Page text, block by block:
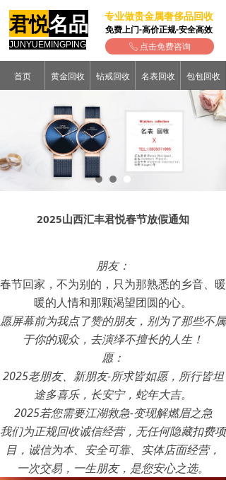
专业做贵金属奢侈品回收
免费上门-高价正规-安全高效
君悦名品
JUNYUEMINGPING ꂅ 点击免费咨询
首页 黄金回收 钻戒回收 名表回收 包包回收
2025山西汇丰君悦春节放假通知
朋友：
春节回家，不为别的，只为那熟悉的乡音、暖
暖的人情和那颗渴望团圆的心。
愿屏幕前为我点了赞的朋友，别为了那些不属
于你的观众，去演绎不擅长的人生！
愿：
2025老朋友、新朋友-所求皆如愿，所行皆坦
途多喜乐，长安宁，蛇年大吉。
2025若您需要江湖救急-变现解燃眉之急
我们为正规回收诚信经营，无任何隐藏扣费项
目，诚信为本、安全可靠、实体店面经营，
一次交易，一生朋友，是您安心之选。